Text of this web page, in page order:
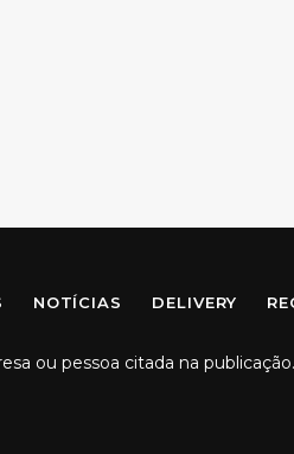
NOTÍCIAS DELIVERY
ou pessoa citada na